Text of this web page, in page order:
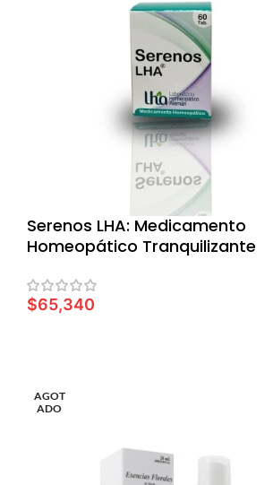
Serenos LHA: Medicamento
Homeopático Tranquilizante
$65,340
AGOT
ADO